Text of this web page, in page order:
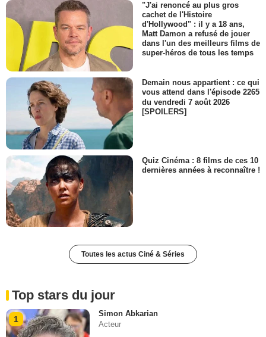
"J'ai renoncé au plus gros
cachet de l'Histoire
d'Hollywood" : il y a 18 ans,
Matt Damon a refusé de jouer
dans l'un des meilleurs films de
super-héros de tous les temps
Demain nous appartient : ce qui
vous attend dans l'épisode 2265
du vendredi 7 août 2026
[SPOILERS]
Quiz Cinéma : 8 films de ces 10
dernières années à reconnaître !
Toutes les actus Ciné & Séries
Top stars du jour
1
Simon Abkarian
Acteur